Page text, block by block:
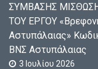
ΣΥΜΒΑΣΗΣ
ΤΟΥ ΕΡΓΟΥ
Αστυπάλαιας»
ΒΝΣ Αστυπάλαιας
3 Ιουλίου 2026